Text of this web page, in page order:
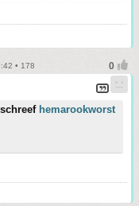
• 178
schreef hemarookworst